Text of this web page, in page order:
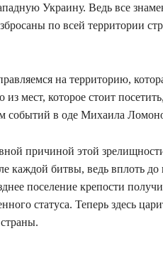
Украину. Ведь все
по всей территории
на территорию,
которое стоит
событий в оде Михаила
причиной этой
каждой битвы, ведь вплоть до
поселение крепости
статуса. Теперь здесь